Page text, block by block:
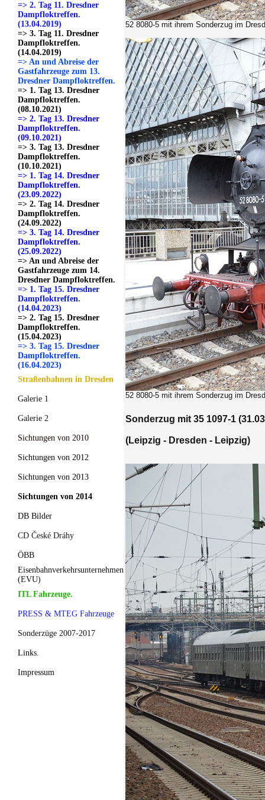
=> 2. Tag 11. Dresdner
Dampfloktreffen.
(13.04.2019)
=> 3. Tag 11. Dresdner
Dampfloktreffen.
(14.04.2019)
=> An und Abreise der
Gastfahrzeuge zum 13.
Dresdner Dampfloktreffen.
=> 1. Tag 13. Dresdner
Dampfloktreffen.
(08.10.2021)
=> 2. Tag 13. Dresdner
Dampfloktreffen.
(09.10.2021)
=> 3. Tag 13. Dresdner
Dampfloktreffen.
(10.10.2021)
=> 1. Tag 14. Dresdner
Dampfloktreffen.
(23.09.2022)
=> 2. Tag 14. Dresdner
Dampfloktreffen.
(24.09.2022)
=> 3. Tag 14. Dresdner
Dampfloktreffen.
(25.09.2022)
=> An und Abreise der
Gastfahrzeuge zum 14.
Dresdner Dampfloktreffen.
=> 1. Tag 15. Dresdner
Dampfloktreffen.
(14.04.2023)
=> 2. Tag 15. Dresdner
Dampfloktreffen.
(15.04.2023)
=> 3. Tag 15. Dresdner
Dampfloktreffen.
(16.04.2023)
Straßenbahnen in Dresden
Galerie 1
Galerie 2
Sichtungen von 2010
Sichtungen von 2012
Sichtungen von 2013
Sichtungen von 2014
DB Bilder
CD České Dráhy
ÖBB
Eisenbahnverkehrsunternehmen
(EVU)
ITL Fahrzeuge.
PRESS & MTEG Fahrzeuge
Sonderzüge 2007-2017
Links.
Impressum
52 8080-5 mit ihrem Sonderzug im
52 8080-5 mit ihrem Sonderzug im
Sonderzug mit 35 1097-1
(Leipzig - Dresden - Leipzig)